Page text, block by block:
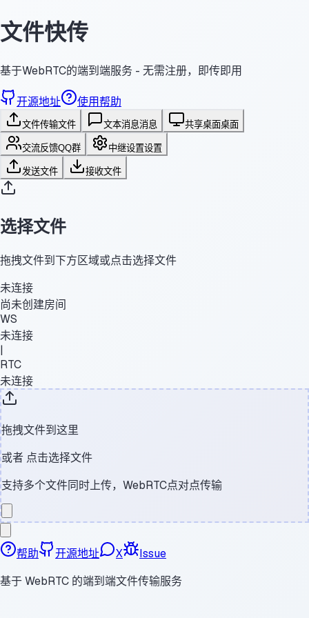
文件快传
基于WebRTC的端到端服务 - 无需注册，即传即用
开源地址 使用帮助
文件传输文件 文本消息消息 共享桌面桌面
交流反馈QQ群 中继设置设置
发送文件 接收文件
选择文件
拖拽文件到下方区域或点击选择文件
未连接
尚未创建房间
WS
未连接
|
RTC
未连接
拖拽文件到这里
或者 点击选择文件
支持多个文件同时上传，WebRTC点对点传输
帮助 开源地址 X
Issue
基于 WebRTC 的端到端文件传输服务